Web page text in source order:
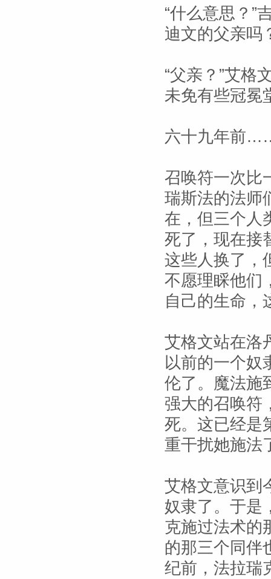
“什么意思？”
迪文的父亲吗
“父亲？”艾格
未免有些冠冕
六十九年前
召唤符一次比
瑞斯法的法师
在，但三个人
死了，现在接
这些人换了，
不愿理睬他们
自己的生命，
艾格文站在洛
以前的一个奴
伦了。魔法施
强大的召唤符
死。这已经是
重干扰她施法
艾格文意识到
奴隶了。于是
克施过法术的
的那三个同伴
纪前，法拉瑞